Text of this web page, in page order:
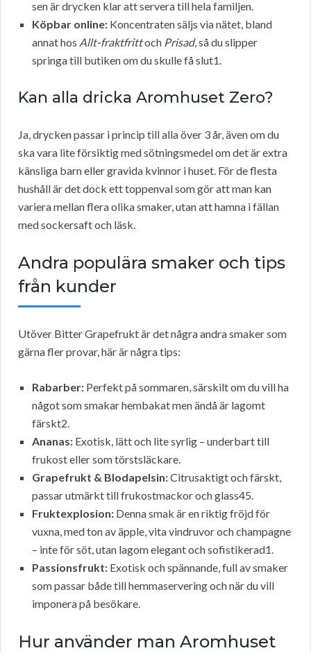
sen är drycken klar att servera till hela familjen.
Köpbar online: Koncentraten säljs via nätet, bland
annat hos Allt-fraktfrittoch Prisad, så du slipper
springa till butiken om du skulle få slut1.
Kan alla dricka Aromhuset Zero?
Ja, drycken passar i princip till alla över 3 år, även om du
ska vara lite försiktig med sötningsmedel om det är extra
känsliga barn eller gravida kvinnor i huset. För de flesta
hushåll är det dock ett toppenval som gör att man kan
variera mellan flera olika smaker, utan att hamna i fällan
med sockersaft och läsk.
Andra populära smaker och tips
från kunder
Utöver Bitter Grapefrukt är det några andra smaker som
gärna fler provar, här är några tips:
Rabarber: Perfekt på sommaren, särskilt om du vill ha
något som smakar hembakat men ändå är lagomt
färskt2.
Ananas: Exotisk, lätt och lite syrlig – underbart till
frukost eller som törstsläckare.
Grapefrukt & Blodapelsin:Citrusaktigt och färskt,
passar utmärkt till frukostmackor och glass45.
Fruktexplosion: Denna smak är en riktig fröjd för
vuxna, med ton av äpple, vita vindruvor och champagne
– inte för söt, utan lagom elegant och sofistikerad1.
Passionsfrukt: Exotisk och spännande, full av smaker
som passar både till hemmaservering och när du vill
imponera på besökare.
Hur använder man Aromhuset